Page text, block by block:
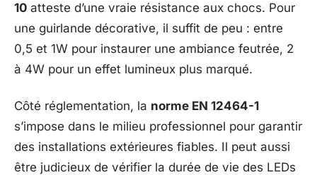
10 atteste d’une vraie résistance aux chocs. Pour
une guirlande décorative, il suffit de peu : entre
0,5 et 1W pour instaurer une ambiance feutrée, 2
à 4W pour un effet lumineux plus marqué.
Côté réglementation, la norme EN 12464-1
s’impose dans le milieu professionnel pour garantir
des installations extérieures fiables. Il peut aussi
être judicieux de vérifier la durée de vie des LEDs